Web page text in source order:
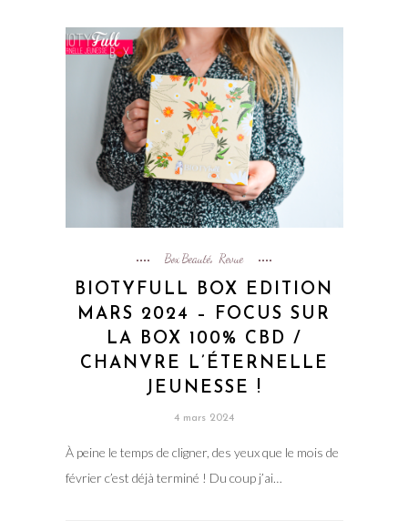
Box Beauté, Revue
BIOTYFULL BOX EDITION
MARS 2024 – FOCUS SUR
LA BOX 100% CBD /
CHANVRE L’ÉTERNELLE
JEUNESSE !
4 mars 2024
À peine le temps de cligner, des yeux que le mois de
février c’est déjà terminé ! Du coup j’ai…